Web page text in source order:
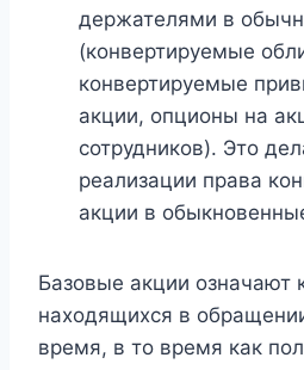
держателями в
(конвертируемые
конвертируемые
акции, опционы на
сотрудников). Это
реализации права
акции в
Базовые акции означают
находящихся в
время, в то время как